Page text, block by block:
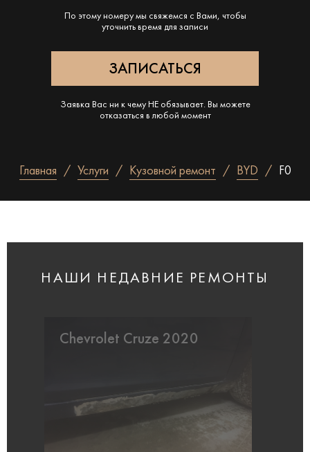
По этому номеру мы свяжемся с Вами, чтобы
уточнить время для записи
Заявка Вас ни к чему НЕ обязывает. Вы можете
отказаться в любой момент
Главная Услуги Кузовной ремонт BYD F0
НАШИ НЕДАВНИЕ РЕМОНТЫ
Chevrolet Cruze 2020